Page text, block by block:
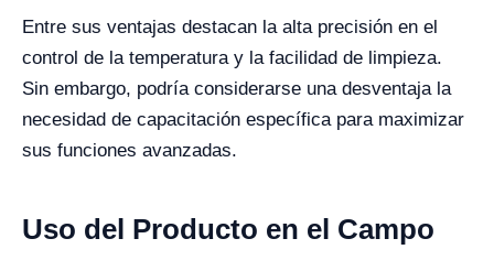
Entre sus ventajas destacan la alta precisión en el
control de la temperatura y la facilidad de limpieza.
Sin embargo, podría considerarse una desventaja la
necesidad de capacitación específica para maximizar
sus funciones avanzadas.
Uso del Producto en el Campo